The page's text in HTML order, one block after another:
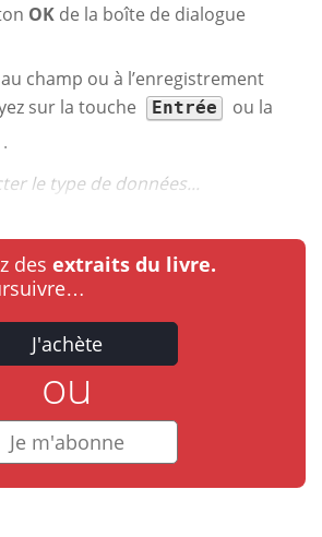
OK de la boîte de dialogue
champ ou à l’enregistrement
sur la touche
Entrée
ou la
.
le type de données...
des extraits du livre.
J'achète
ou
Je m'abonne